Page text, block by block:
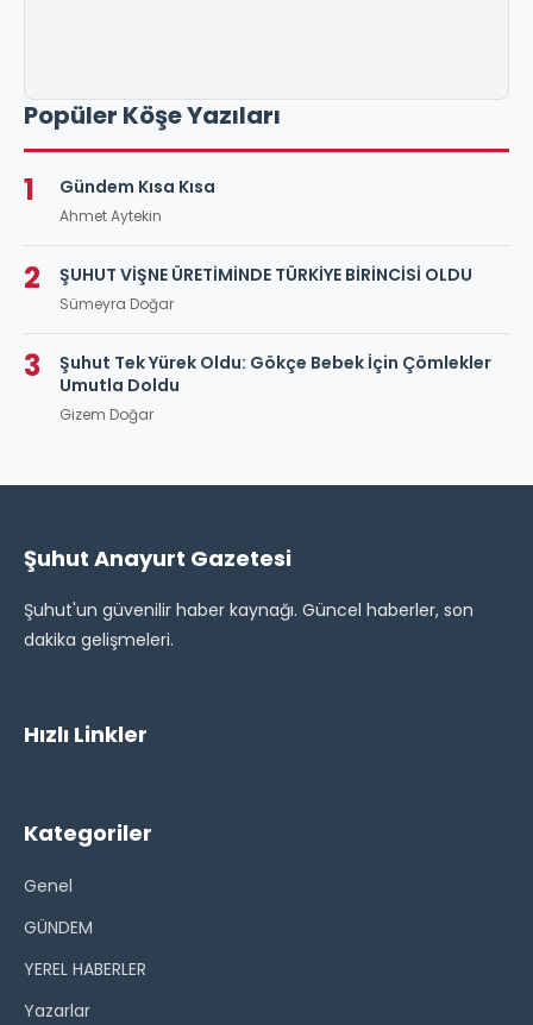
Popüler Köşe Yazıları
1 Gündem Kısa Kısa
Ahmet Aytekin
2 ŞUHUT VİŞNE ÜRETİMİNDE TÜRKİYE BİRİNCİSİ OLDU
Sümeyra Doğar
3
Şuhut Tek Yürek Oldu: Gökçe Bebek İçin Çömlekler
Umutla Doldu
Gizem Doğar
Şuhut Anayurt Gazetesi
Şuhut'un güvenilir haber kaynağı. Güncel haberler, son
dakika gelişmeleri.
Hızlı Linkler
Kategoriler
Genel
GÜNDEM
YEREL HABERLER
Yazarlar